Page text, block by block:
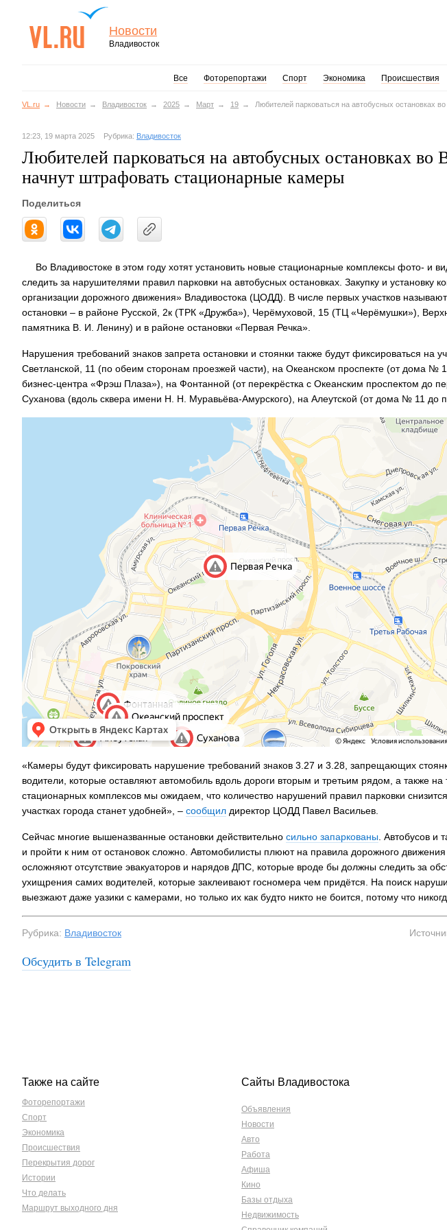
Новости
Владивосток
Все Фоторепортажи Спорт Экономика Происшествия
VL.ru Новости Владивосток 2025 Март 19 Любителей парковаться на автобусных остановках
12:23, 19 марта 2025 Рубрика: Владивосток
Любителей парковаться на автобусных остановках во
начнут штрафовать стационарные камеры
Поделиться
Во Владивостоке в этом году хотят установить новые стационарные комплексы фото- и
следить за нарушителями правил парковки на автобусных остановках. Закупку и установку
организации дорожного движения» Владивостока (ЦОДД). В числе первых участков
остановки – в районе Русской, 2к (ТРК «Дружба»), Черёмуховой, 15 (ТЦ «Черёмушки»),
памятника В. И. Ленину) и в районе остановки «Первая Речка».
Нарушения требований знаков запрета остановки и стоянки также будут фиксироваться на
Светланской, 11 (по обеим сторонам проезжей части), на Океанском проспекте (от дома
бизнес-центра «Фрэш Плаза»), на Фонтанной (от перекрёстка с Океанским проспектом до
Суханова (вдоль сквера имени Н. Н. Муравьёва-Амурского), на Алеутской (от дома № 11 до
«Камеры будут фиксировать нарушение требований знаков 3.27 и 3.28, запрещающих
водители, которые оставляют автомобиль вдоль дороги вторым и третьим рядом, а также на
стационарных комплексов мы ожидаем, что количество нарушений правил парковки
участках города станет удобней», – сообщил директор ЦОДД Павел Васильев.
Сейчас многие вышеназванные остановки действительно сильно запаркованы . Автобусов и
и пройти к ним от остановок сложно. Автомобилисты плюют на правила дорожного
осложняют отсутствие эвакуаторов и нарядов ДПС, которые вроде бы должны следить за
ухищрения самих водителей, которые заклеивают госномера чем придётся. На поиск
выезжают даже уазики с камерами, но только их как будто никто не боится, потому что
Рубрика: Владивосток
Обсудить в Telegram
На заправках Владивостока снова
топливо – рост от 26 копеек до 17 рублей
Также на сайте
Фоторепортажи
Спорт
Экономика
Происшествия
Перекрытия дорог
Истории
Что делать
Маршрут выходного дня
Сайты Владивостока
Объявления
Новости
Авто
Работа
Афиша
Кино
Базы отдыха
Недвижимость